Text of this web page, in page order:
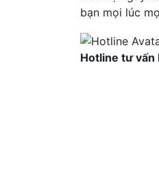
bạn mọi lúc
Hotline tư vấn